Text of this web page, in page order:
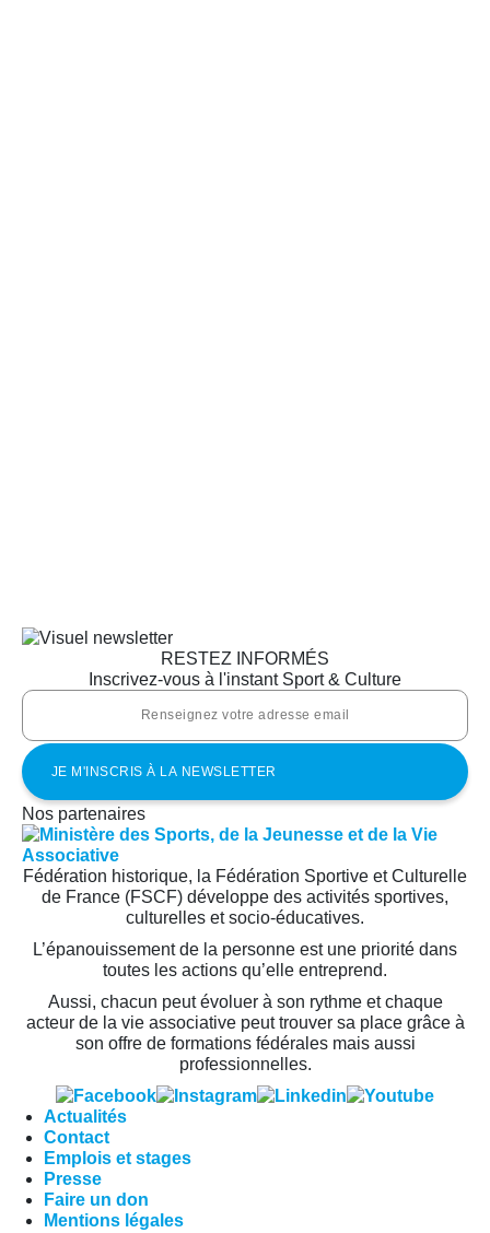
RESTEZ INFORMÉS
Inscrivez-vous à l'instant Sport & Culture
Nos partenaires
Fédération historique, la Fédération Sportive et Culturelle
de France (FSCF) développe des activités sportives,
culturelles et socio-éducatives.
L’épanouissement de la personne est une priorité dans
toutes les actions qu’elle entreprend.
Aussi, chacun peut évoluer à son rythme et chaque
acteur de la vie associative peut trouver sa place grâce à
son offre de formations fédérales mais aussi
professionnelles.
Actualités
Contact
Emplois et stages
Presse
Faire un don
Mentions légales